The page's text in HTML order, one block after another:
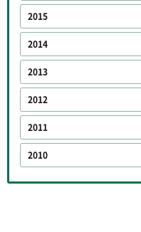
2015
2014
2013
2012
2011
2010